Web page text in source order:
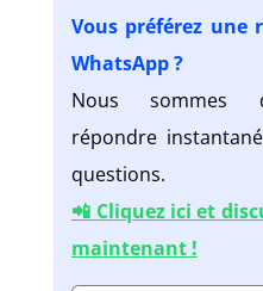
Vous préférez une
WhatsApp ?
Nous sommes
répondre
questions.
📲 Cliquez ici et
maintenant !